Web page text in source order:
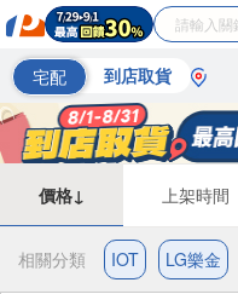
宅配 到店取貨
價格↓ 上架時間
相關分類 IOT LG樂金